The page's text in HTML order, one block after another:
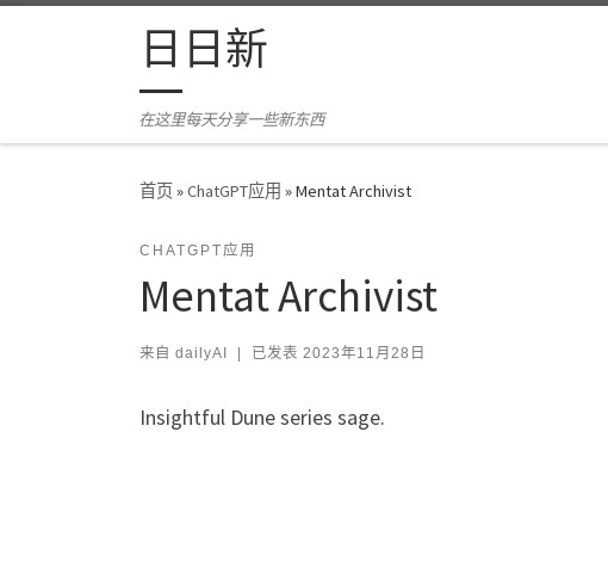
Skip to content日日新
在这里每天分享一些新东西
首页»ChatGPT应用 »Mentat Archivist
CHATGPT应用
Mentat Archivist
来自 dailyAI 已发表 2023年11月28日
Insightful Dune series sage.